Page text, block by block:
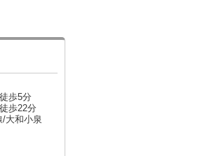
歩5分
歩22分
/大和小泉